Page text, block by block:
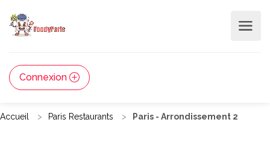
Connexion
Accueil Paris Restaurants Paris - Arrondissement 2